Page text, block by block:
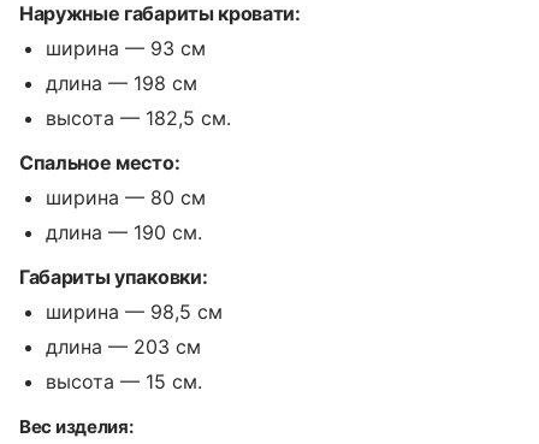
Наружные габариты кровати:
ширина — 93 см
длина — 198 см
высота — 182,5 см.
Спальное место:
ширина — 80 см
длина — 190 см.
Габариты упаковки:
ширина — 98,5 см
длина — 203 см
высота — 15 см.
Вес изделия: